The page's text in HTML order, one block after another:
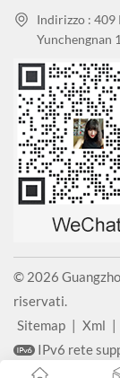
Indirizzo : 409
Yunchengnan
© 2026
riservati.
Sitemap | Xml |
IPv6 rete